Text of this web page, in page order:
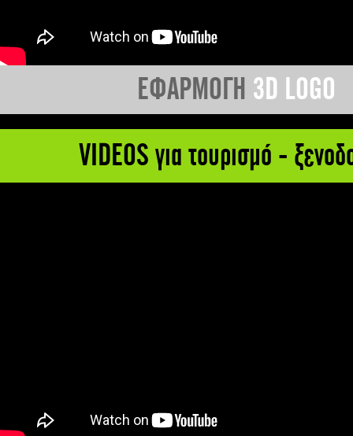
ΕΦΑΡΜΟΓΗ 3D LOGO
VIDEOS για τουρισμό -